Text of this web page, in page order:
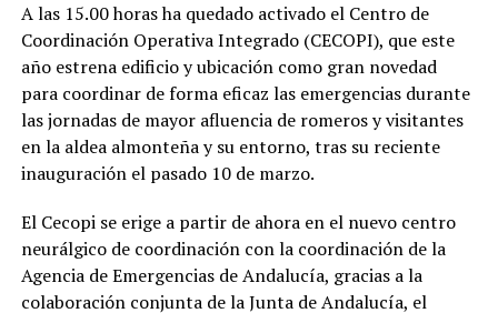
A las 15.00 horas ha quedado activado el Centro de
Coordinación Operativa Integrado (CECOPI), que este
año estrena edificio y ubicación como gran novedad
para coordinar de forma eficaz las emergencias durante
las jornadas de mayor afluencia de romeros y visitantes
en la aldea almonteña y su entorno, tras su reciente
inauguración el pasado 10 de marzo.
El Cecopi se erige a partir de ahora en el nuevo centro
neurálgico de coordinación con la coordinación de la
Agencia de Emergencias de Andalucía, gracias a la
colaboración conjunta de la Junta de Andalucía, el